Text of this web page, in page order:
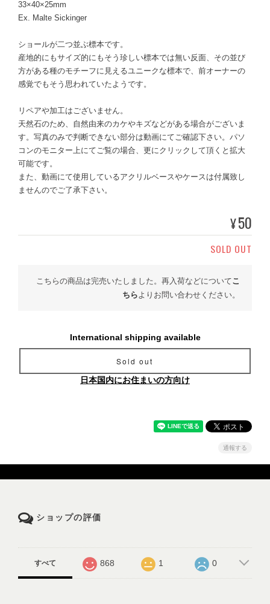
33×40×25mm
Ex. Malte Sickinger
ショールが二つ並ぶ標本です。
産地的にもサイズ的にもそう珍しい標本では無い反面、その並び
方がある種のモチーフに見えるユニークな標本で、前オーナーの
感覚でもそう思われていたようです。
リペアや加工はございません。
天然石のため、自然由来のカケやキズなどがある場合がございま
す。写真のみで判断できない部分は動画にてご確認下さい。パソ
コンのモニター上にてご覧の場合、更にクリックして頂くと拡大
可能です。
また、動画にて使用しているアクリルベースやケースは付属致し
ませんのでご了承下さい。
¥50
SOLD OUT
こちらの商品は完売いたしました。再入荷などについてこ
ちらよりお問い合わせください。
International shipping available
Sold out
日本国内にお住まいの方向け
通報する
ショップの評価
すべて 868 1 0